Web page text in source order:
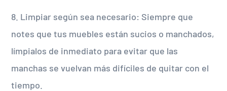
8. Limpiar según sea necesario: Siempre que
notes que tus muebles están sucios o manchados,
límpialos de inmediato para evitar que las
manchas se vuelvan más difíciles de quitar con el
tiempo.